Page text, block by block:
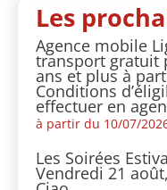
Les
Agence mobile
transport gratuit
ans et plus à
Conditions
effectuer en
à partir du 10/07/
Les Soirées
Vendredi 21